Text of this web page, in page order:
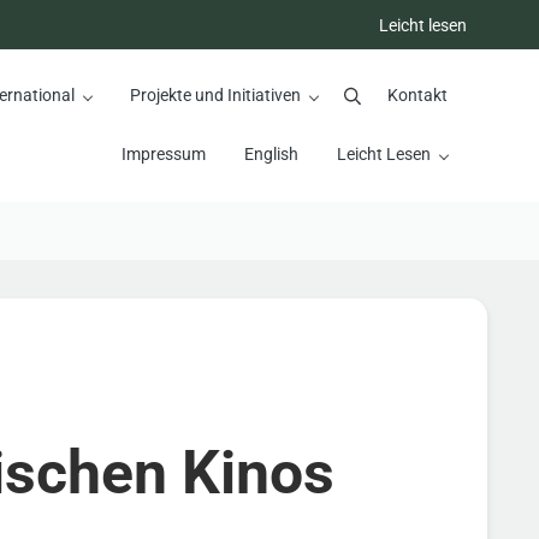
Leicht lesen
Projekte und Initiativen SuchenKontakt
Impressum English Leicht Lesen
Kinos